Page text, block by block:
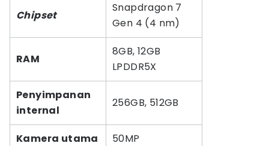
Chipset
Snapdragon 7
Gen 4 (4 nm)
RAM
8GB, 12GB
LPDDR5X
Penyimpanan
internal
256GB, 512GB
Kamera utama 50MP